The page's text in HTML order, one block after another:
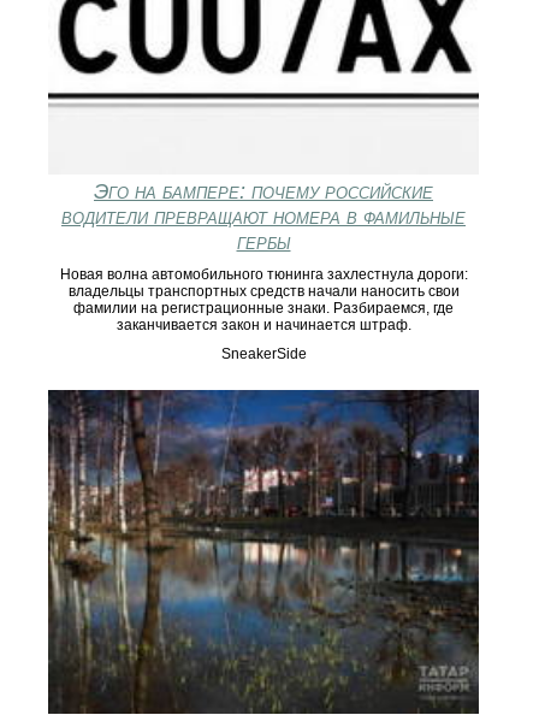
Эго на бампере: почему российские
водители превращают номера в фамильные
гербы
Новая волна автомобильного тюнинга захлестнула дороги:
владельцы транспортных средств начали наносить свои
фамилии на регистрационные знаки. Разбираемся, где
заканчивается закон и начинается штраф.
SneakerSide